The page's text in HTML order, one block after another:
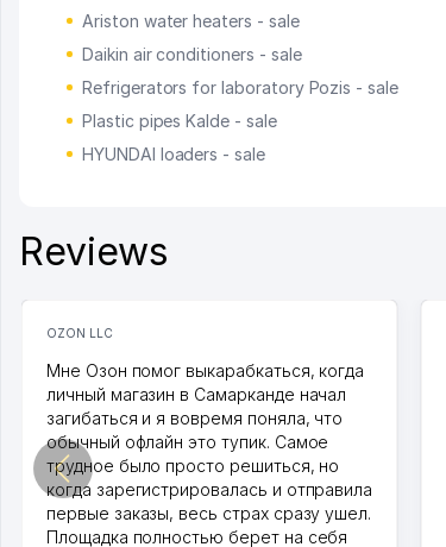
Ariston water heaters - sale
Daikin air conditioners - sale
Refrigerators for laboratory Pozis - sale
Plastic pipes Kalde - sale
HYUNDAI loaders - sale
Reviews
OZON LLC
Мне Озон помог выкарабкаться, когда
личный магазин в Самарканде начал
загибаться и я вовремя поняла, что
обычный офлайн это тупик. Самое
трудное было просто решиться, но
когда зарегистрировалась и отправила
первые заказы, весь страх сразу ушел.
Площадка полностью берет на себя